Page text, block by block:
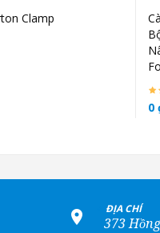
Clamp
0
ĐỊA CHỈ
373